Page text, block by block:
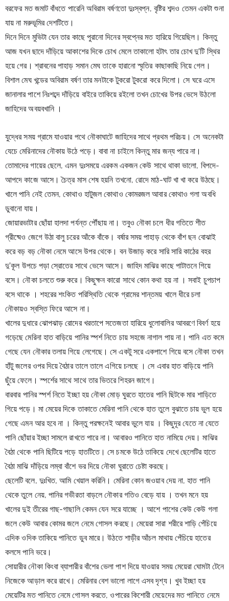
বরফের মত জমাট বাঁধতে পারেনি অবিরাম বর্ষণতো দুঃস্বপ্ন, বৃষ্টির শব্দও তেমন একটা শুনা
যায় না মরুভূমির দেশটিতে।
দিনে দিনে মুভিটা যেন তার কাছে পুরানো দিনের স্বপ্নের মত হারিয়ে গিয়েছিল। কিন্তু
আজ যখন ছাদে দাঁড়িয়ে আকাশের দিকে চোখ মেলে তাকালো হটাৎ তার চোখ দু'টি স্থির
হয়ে গের। শ্রাবনের পাহাড় সমান মেঘ তাকে হারানো স্মৃতির কাছাকাছি নিয়ে গেল।
বিশাল মেঘ খন্ডের অবিরাম বর্ষণ তার মনটাকে টুকরো টুকরো করে দিলো। সে ঘরে এসে
জানালার পাশে নিঃশব্দে দাঁড়িয়ে বাইরে তাকিয়ে রইলো তখন চোখের উপর ভেসে উঠলো
জাহিদের অবয়বখানি ।
যুদ্ধের সময় গ্রামে যাওয়ার পথে নৌকাঘাটে জাহিদের সাথে প্রথম পরিচয়। সে অনেকটা
যেচে মেরিনাদের নৌকায় উঠে পড়ে। বাবা না চাইলে কিন্তু মার জন্য পারে না।
তোমাদের গায়ের ছেলে, এমন দুঃসময়ে এরকম একজন কেউ সাথে থাকা ভালো, বিপদে-
আপদে কাজে আসে। চৈত্র মাস শেষ হয়নি তখনো, রোদে মাঠ-ঘাট খা খা করে উঠছে।
খালে পানি নেই তেমন, কোথাও হাটুজল কোথাও কোমরজল আবার কোথাও গলা অবধি
ডুবানো যায়।
জোয়ারভাটার ছোঁয়া হালদা পর্যন্ত পৌঁছায় না। তবুও নৌকা চলে ধীর গতিতে শীত
গ্রীষ্মেও জেগে উঠা বালু চরের আঁকে বাঁকে। বর্ষার সময় পাহাড় থেকে বাঁশ ছন বোঝাই
করে বড় বড় নৌকা নেমে আসে উপর থেকে। বন উজাড় করে সারি সারি কাঠের বহর
দু'কূল উপচে পড়া স্রোতের সাথে ভেসে আসে। জাহিদ মাঝির কাছে পাটাতনে গিয়ে
বসে। নৌকা চলতে শুরু করে। কিছুক্ষন কারো সাথে কোন কথা হয় না । সবাই চুপচাপ
বসে থাকে । শহরের শংকিত পরিস্থিতি থেকে গ্রামের শান্তময় খালে ধীরে চলা
নৌকায়ও স্বস্তি ফিরে আসে না।
খালের দুধারে ঝোপঝাড় রোদের খরতাপে সতেজতা হারিয়ে ধুলোবালির আবরণে বিবর্ণ হয়ে
গড়েছে মেরিনা হাত বাড়িয়ে পানির স্পর্শ নিতে চায় সহজে নাগাল পায় না। পানি এত কমে
গেছে যেন নৌকার তলায় গিয়ে লেগেছে। সে একটু সরে একপাশে গিয়ে বসে নৌকা তখন
হাঁটু জলের ওপর দিয়ে বৈঠার তালে তালে এগিয়ে চলছে । সে এবার হাত বাড়িয়ে পানি
ছুঁয়ে ফেলে। স্পর্শের সাথে সাথে তার ভিতরে শিহরন জাগে।
বারবার পানির স্পর্শ নিতে ইচ্ছা হয় নৌকা মোড় ঘুরতে হাতের পানি ছিটকে মার শাড়িতে
গিয়ে পড়ে। মা মেয়ের দিকে তাকাতে মেরিনা পানি থেকে হাত তুলে বুঝাতে চায় ভুল হয়ে
গেছে এমন আর হবে না । কিন্তু পরক্ষনেই আবার ভুলে যায় । কিছুদূর যেতে না যেতে
পানি ছোঁয়ার ইচ্ছা সামলে রাখতে পারে না। আবারও পানিতে হাত নামিয়ে দেয়। মাঝির
বৈঠা থেকে পানি ছিটিয়ে পড়ে হাতটিতে। সে চমকে উঠে তাকিয়ে দেখে ছেলেটির হাতে
বৈঠা মাঝি দাঁড়িয়ে লম্বা বাঁশে ভর দিয়ে নৌকা ঘুরাতে চেষ্টা করছে।
ছেলেটি বলে, দুঃখিত, আমি খেয়াল করিনি। মেরিনা কোন জওয়াব দেয় না, হাত পানি
থেকে তুলে নেয়, পানির গভীরতা বাড়লে নৌকার গতিও বেড়ে যায় । তখন মনে হয়
খালের দুই তীরের গাছ-গাছালি কেমন যেন সরে যাচ্ছে । আশে পাশের কেউ কেউ গলা
জলে কেউ আবার কোমর জলে নেমে গোসল করছে। মেয়েরা সারা শরীরে শাড়ি পেঁচিয়ে
এদিক ওদিক তাকিয়ে পানিতে ডুব মারে। উঠতে শাড়ীর আঁচল মাথায় পেঁচিয়ে হাতের
কলসে পানি ভরে।
সোয়ারীর নৌকা কিংবা ব্যাপারীর বাঁশের ভেলা পাশ দিয়ে যাওয়ার সময় মেয়েরা ঘোমটা টেনে
নিজেকে আড়াল করে রাখে। মেরিনার বেশ ভালো লাগে এসব দৃশ্য। খুব ইচ্ছা হয়
মেয়েটির মত পানিতে নেমে গোসল করতে, ওপারের কিশোরী মেয়েদের মত পানিতে নেমে